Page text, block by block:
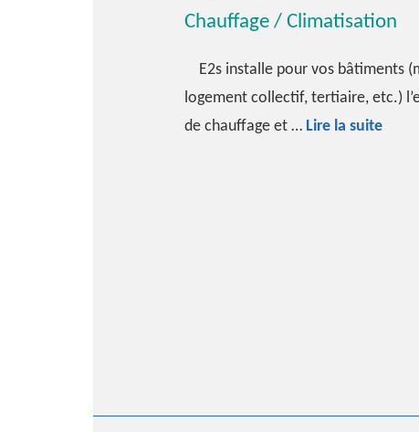
Chauffage / Climatisation
E2s installe pour vos bâtiments
logement collectif, tertiaire, etc.)
de chauffage et … Lire la suite